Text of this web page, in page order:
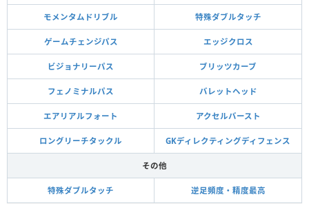
モメンタムドリブル 特殊ダブルタッチ
ゲームチェンジパス エッジクロス
ビジョナリーパス ブリッツカーブ
フェノミナルパス バレットヘッド
エアリアルフォート アクセルバースト
ロングリーチタックル GKディレクティングディフェンス
その他
特殊ダブルタッチ 逆足頻度・精度最高